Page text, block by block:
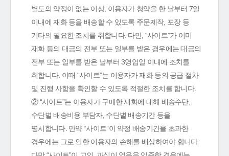
별도의 약정이 없는 이상, 이용자가 청약을 한 날부터 7일
이내에 재화 등을 배송할 수 있도록 주문제작, 포장 등
기타의 필요한 조치를 취합니다. 다만, “사이트”가 이미
재화 등의 대금의 전부 또는 일부를 받은 경우에는 대금의
전부 또는 일부를 받은 날부터 3영업일 이내에 조치를
취합니다. 이때 “사이트”는 이용자가 재화 등의 공급 절차
및 진행 사항을 확인할 수 있도록 적절한 조치를 합니다.
② “사이트”는 이용자가 구매한 재화에 대해 배송수단,
수단별 배송비용 부담자, 수단별 배송기간 등을
명시합니다. 만약 “사이트”이 약정 배송기간을 초과한
경우에는 그로 인한 이용자의 손해를 배상하여야 합니다.